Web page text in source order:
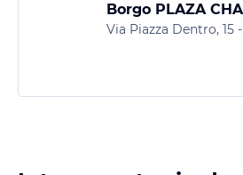
Borgo PLAZA
Via Piazza Dentro, 15